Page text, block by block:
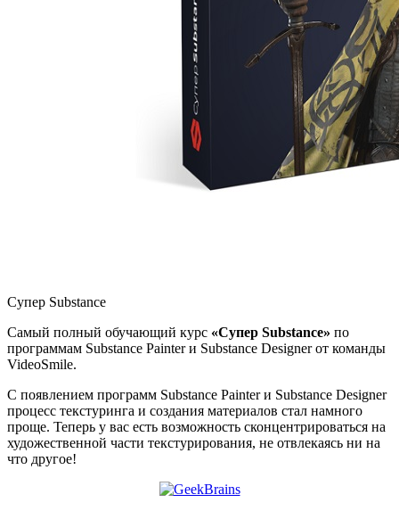
Супер Substance
Самый полный обучающий курс «Супер Substance» по
программам Substance Painter и Substance Designer от команды
VideoSmile.
С появлением программ Substance Painter и Substance Designer
процесс текстуринга и создания материалов стал намного
проще. Теперь у вас есть возможность сконцентрироваться на
художественной части текстурирования, не отвлекаясь ни на
что другое!